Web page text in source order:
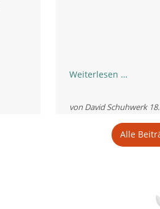
Weiterlesen …
von David Schuhwerk
Alle